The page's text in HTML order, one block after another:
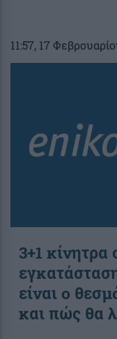
11:57, 17
3+1 κίνητρα
είναι ο
και πώς θα